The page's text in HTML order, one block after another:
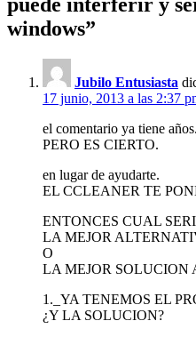
puede interferir y
windows”
Jubilo Entusiasta
17 junio, 2013 a las 2:37
el comentario ya tiene años.
PERO ES CIERTO.
en lugar de ayudarte.
EL CCLEANER TE
ENTONCES CUAL
LA MEJOR
O
LA MEJOR SOLUCION
1._YA TENEMOS EL
¿Y LA SOLUCION?